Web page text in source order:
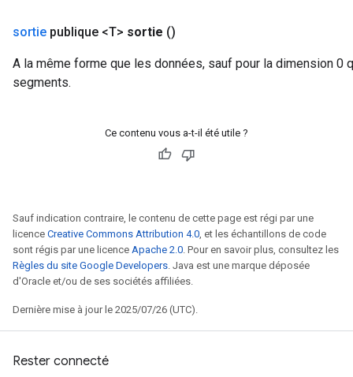
sortie publique <T> sortie ()
A la même forme que les données, sauf pour la dimension 0
segments.
Ce contenu vous a-t-il été utile ?
Sauf indication contraire, le contenu de cette page est régi par une
licence Creative Commons Attribution 4.0, et les échantillons de code
sont régis par une licence Apache 2.0. Pour en savoir plus, consultez les
Règles du site Google Developers. Java est une marque déposée
d'Oracle et/ou de ses sociétés affiliées.
Dernière mise à jour le 2025/07/26 (UTC).
Rester connecté